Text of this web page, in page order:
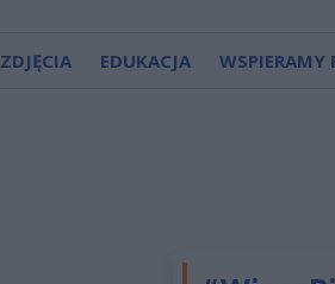
ZDJĘCIA EDUKACJA WSPIERAMY